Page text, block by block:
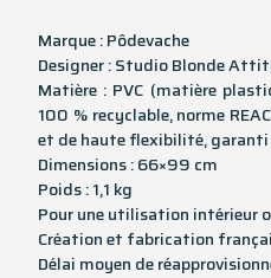
Marque : Pôdevache
Designer : Studio Blonde
Matière : PVC (matière
100 % recyclable, norme
et de haute flexibilité, garanti
Dimensions : 66×99 cm
Poids : 1,1 kg
Pour une utilisation intérieur
Création et fabrication
Délai moyen de